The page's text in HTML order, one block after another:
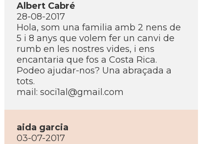
Albert Cabré
28-08-2017
Hola, som una familia amb 2 nens de
5 i 8 anys que volem fer un canvi de
rumb en les nostres vides, i ens
encantaria que fos a Costa Rica.
Podeo ajudar-nos? Una abraçada a
tots.
mail: soci1al@gmail.com
aida garcia
03-07-2017